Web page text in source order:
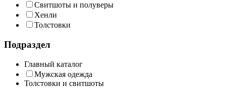
Свитшоты и полуверы
Хенли
Толстовки
Подраздел
Главный каталог
Мужская одежда
Толстовки и свитшоты